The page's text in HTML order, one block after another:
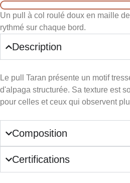
Un pull à col roulé doux en maille
rythmé sur chaque bord.
Description
Le pull Taran présente un motif
d'alpaga structurée. Sa texture est
pour celles et ceux qui observent
Composition
Certifications